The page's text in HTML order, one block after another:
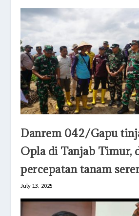
Danrem 042/Gapu
Opla di Tanjab Timur,
percepatan tanam
July 13, 2025